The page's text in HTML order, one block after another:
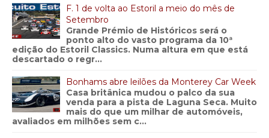
F. 1 de volta ao Estoril a meio do mês de
Setembro
Grande Prémio de Históricos será o
ponto alto do vasto programa da 10ª
edição do Estoril Classics. Numa altura em que está
descartado o regr...
Bonhams abre leilões da Monterey Car Week
Casa britânica mudou o palco da sua
venda para a pista de Laguna Seca. Muito
mais do que um milhar de automóveis,
avaliados em milhões sem c...